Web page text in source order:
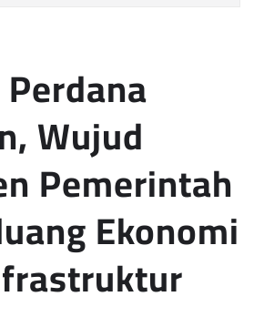
Wujud
Pemerintah
Ekonomi